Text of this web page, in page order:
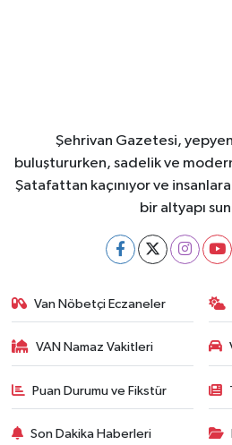
Şehrivan Gazetesi,
buluştururken, sadelik ve
Şatafattan kaçınıyor ve
bir altyapı
Van Nöbetçi Eczaneler
VAN Namaz Vakitleri
Puan Durumu ve Fikstür
Son Dakika Haberleri